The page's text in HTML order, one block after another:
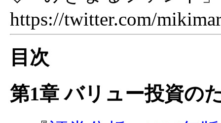
https://twitter.com/
目次
第1章 バリュー投資の